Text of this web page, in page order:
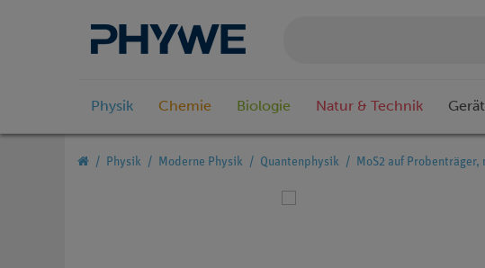
Physik Chemie Biologie Natur & Technik
Physik Moderne Physik Quantenphysik MoS2 auf